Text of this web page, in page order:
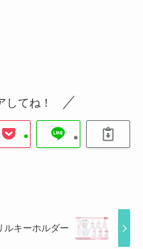
してね！
ルキーホルダー